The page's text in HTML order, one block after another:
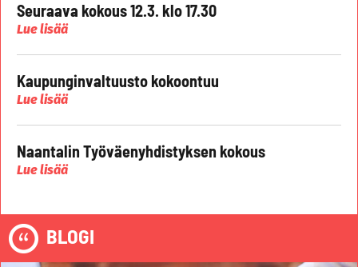
Seuraava kokous 12.3. klo 17.30
Lue lisää
Kaupunginvaltuusto kokoontuu
Lue lisää
Naantalin Työväenyhdistyksen kokous
Lue lisää
BLOGI